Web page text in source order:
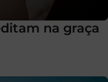
na graça